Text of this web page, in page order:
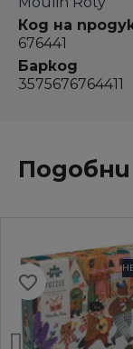
Код на
676441
Баркод
3575676764411
favorite_border